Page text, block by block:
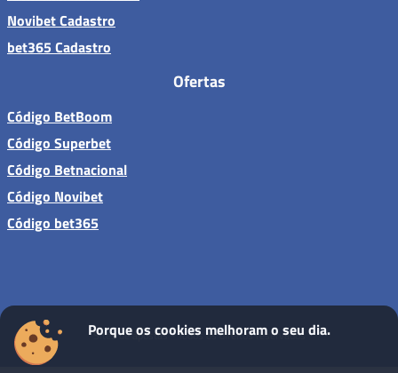
Novibet Cadastro
bet365 Cadastro
Ofertas
Código BetBoom
Código Superbet
Código Betnacional
Código Novibet
Código bet365
Sites de apostas - Todos os direitos reservados
Porque os cookies melhoram o seu dia.